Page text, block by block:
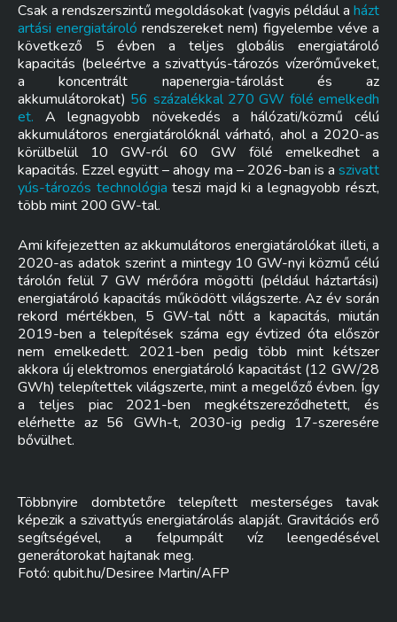
Csak a rendszerszintű megoldásokat (vagyis például a házt
artási energiatároló rendszereket nem) figyelembe véve a
következő 5 évben a teljes globális energiatároló
kapacitás (beleértve a szivattyús-tározós vízerőműveket,
a koncentrált napenergia-tárolást és az
akkumulátorokat) 56 százalékkal 270 GW fölé emelkedh
et. A legnagyobb növekedés a hálózati/közmű célú
akkumulátoros energiatárolóknál várható, ahol a 2020-as
körülbelül 10 GW-ról 60 GW fölé emelkedhet a
kapacitás. Ezzel együtt – ahogy ma – 2026-ban is a szivatt
yús-tározós technológiateszi majd ki a legnagyobb részt,
több mint 200 GW-tal.
Ami kifejezetten az akkumulátoros energiatárolókat illeti, a
2020-as adatok szerint a mintegy 10 GW-nyi közmű célú
tárolón felül 7 GW mérőóra mögötti (például háztartási)
energiatároló kapacitás működött világszerte. Az év során
rekord mértékben, 5 GW-tal nőtt a kapacitás, miután
2019-ben a telepítések száma egy évtized óta először
nem emelkedett. 2021-ben pedig több mint kétszer
akkora új elektromos energiatároló kapacitást (12 GW/28
GWh) telepítettek világszerte, mint a megelőző évben. Így
a teljes piac 2021-ben megkétszereződhetett, és
elérhette az 56 GWh-t, 2030-ig pedig 17-szeresére
bővülhet.
Többnyire dombtetőre telepített mesterséges tavak
képezik a szivattyús energiatárolás alapját. Gravitációs erő
segítségével, a felpumpált víz leengedésével
generátorokat hajtanak meg.
Fotó: qubit.hu/Desiree Martin/AFP